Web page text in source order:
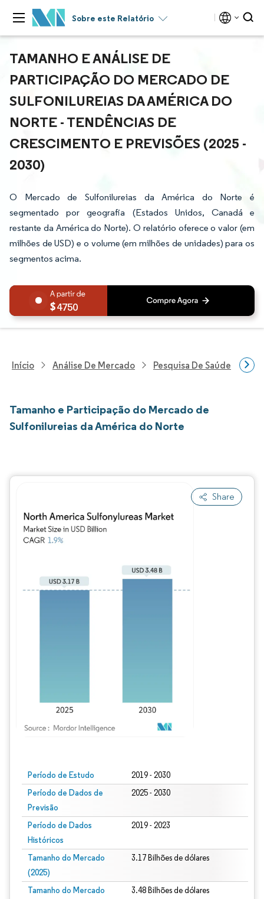
Sobre este Relatório
TAMANHO E ANÁLISE DE
PARTICIPAÇÃO DO MERCADO DE
SULFONILUREIAS DA AMÉRICA DO
NORTE - TENDÊNCIAS DE
CRESCIMENTO E PREVISÕES (2025 -
2030)
O Mercado de Sulfonilureias da América do Norte é
segmentado por geografia (Estados Unidos, Canadá e
restante da América do Norte). O relatório oferece o valor (em
milhões de USD) e o volume (em milhões de unidades) para os
segmentos acima.
4750
Início Análise De Mercado Pesquisa De Saúde
Tamanho e Participação do Mercado de
Sulfonilureias da América do Norte
Share
Período de Estudo 2019 - 2030
Período de Dados de
Previsão
2025 - 2030
Período de Dados
Históricos
2019 - 2023
Tamanho do Mercado
(2025)
3.17 Bilhões de dólares
Tamanho do Mercado
3.48 Bilhões de dólares